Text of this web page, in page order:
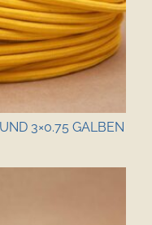
3×0.75 GALBEN